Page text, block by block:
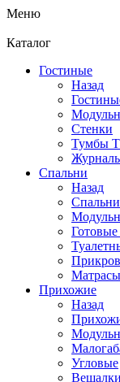
Меню
Каталог
Гостиные
Назад
Стенки
Тумбы
Спальни
Назад
Спальни
Матрасы
Прихожие
Назад
Угловые
Вешалки